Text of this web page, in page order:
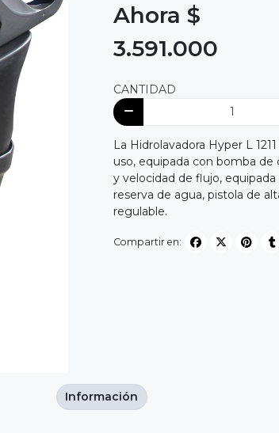
Ahora $
3.591.000
CANTIDAD
La Hidrolavadora Hyper L
uso, equipada con bomba
y velocidad de flujo,
reserva de agua, pistola de
regulable.
Compartir en:
Información